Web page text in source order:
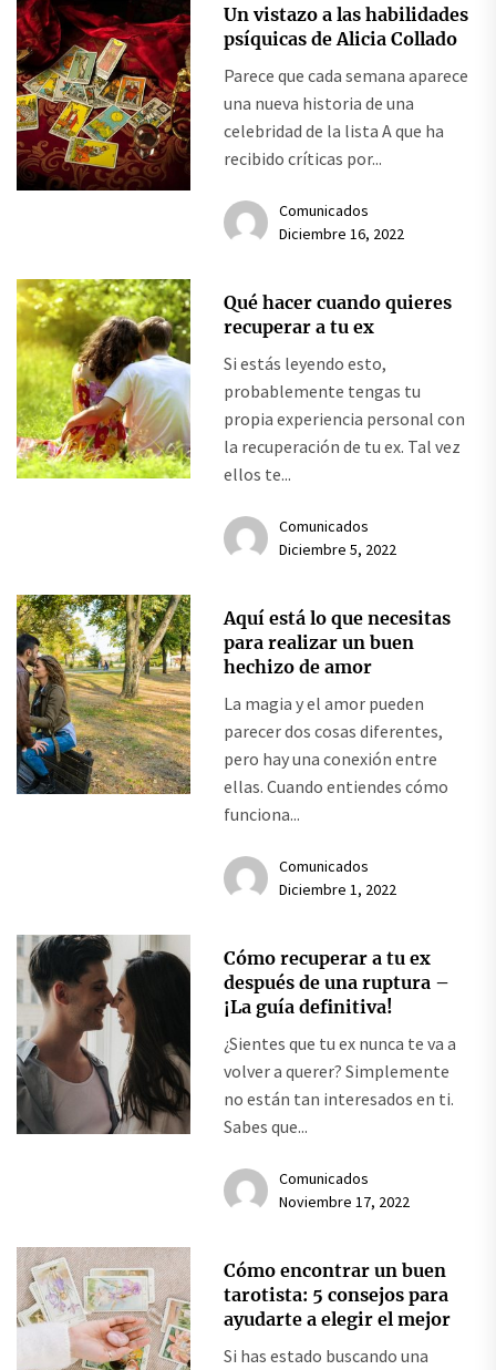
Un vistazo a las habilidades
psíquicas de Alicia Collado
Parece que cada semana aparece
una nueva historia de una
celebridad de la lista A que ha
recibido críticas por...
Comunicados
Diciembre 16, 2022
Qué hacer cuando quieres
recuperar a tu ex
Si estás leyendo esto,
probablemente tengas tu
propia experiencia personal con
la recuperación de tu ex. Tal vez
ellos te...
Comunicados
Diciembre 5, 2022
Aquí está lo que necesitas
para realizar un buen
hechizo de amor
La magia y el amor pueden
parecer dos cosas diferentes,
pero hay una conexión entre
ellas. Cuando entiendes cómo
funciona...
Comunicados
Diciembre 1, 2022
Cómo recuperar a tu ex
después de una ruptura –
¡La guía definitiva!
¿Sientes que tu ex nunca te va a
volver a querer? Simplemente
no están tan interesados en ti.
Sabes que...
Comunicados
Noviembre 17, 2022
Cómo encontrar un buen
tarotista: 5 consejos para
ayudarte a elegir el mejor
Si has estado buscando una